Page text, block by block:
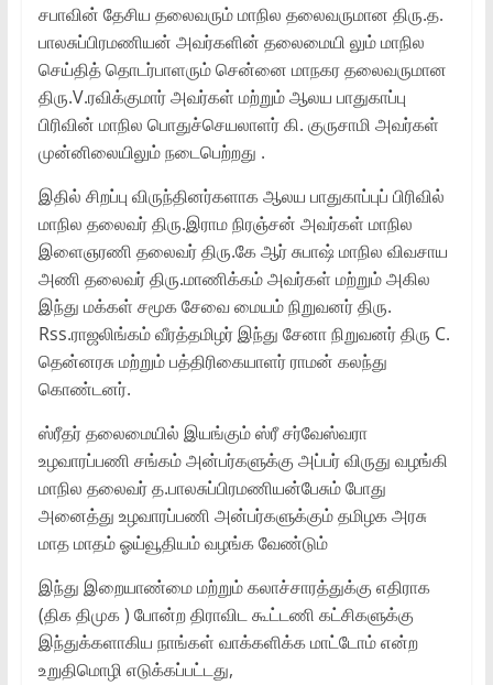
சபாவின் தேசிய தலைவரும் மாநில தலைவருமான திரு.த.
பாலசுப்பிரமணியன் அவர்களின் தலைமையி லும் மாநில
செய்தித் தொடர்பாளரும் சென்னை மாநகர தலைவருமான
திரு.V.ரவிக்குமார் அவர்கள் மற்றும் ஆலய பாதுகாப்பு
பிரிவின் மாநில பொதுச்செயலாளர் கி. குருசாமி அவர்கள்
முன்னிலையிலும் நடைபெற்றது .
இதில் சிறப்பு விருந்தினர்களாக ஆலய பாதுகாப்புப் பிரிவில்
மாநில தலைவர் திரு.இராம நிரஞ்சன் அவர்கள் மாநில
இளைஞரணி தலைவர் திரு.கே ஆர் சுபாஷ் மாநில விவசாய
அணி தலைவர் திரு.மாணிக்கம் அவர்கள் மற்றும் அகில
இந்து மக்கள் சமூக சேவை மையம் நிறுவனர் திரு.
Rss.ராஜலிங்கம் வீரத்தமிழர் இந்து சேனா நிறுவனர் திரு C.
தென்னரசு மற்றும் பத்திரிகையாளர் ராமன் கலந்து
கொண்டனர்.
ஸ்ரீதர் தலைமையில் இயங்கும் ஸ்ரீ சர்வேஸ்வரா
உழவாரப்பணி சங்கம் அன்பர்களுக்கு அப்பர் விருது வழங்கி
மாநில தலைவர் த.பாலசுப்பிரமணியன்பேசும் போது
அனைத்து உழவாரப்பணி அன்பர்களுக்கும் தமிழக அரசு
மாத மாதம் ஓய்வூதியம் வழங்க வேண்டும்
இந்து இறையாண்மை மற்றும் கலாச்சாரத்துக்கு எதிராக
(திக திமுக ) போன்ற திராவிட கூட்டணி கட்சிகளுக்கு
இந்துக்களாகிய நாங்கள் வாக்களிக்க மாட்டோம் என்ற
உறுதிமொழி எடுக்கப்பட்டது,